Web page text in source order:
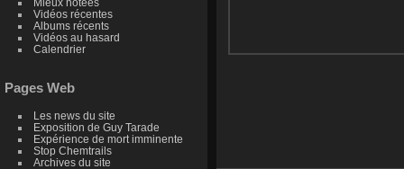
Vidéos récentes
Albums récents
Vidéos au hasard
Calendrier
Pages Web
Les news du site
Exposition de Guy Tarade
Expérience de mort imminente
Stop Chemtrails
Archives du site